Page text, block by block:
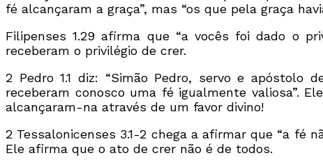
fé alcançaram a graça”, mas “os que pela graça
Filipenses 1.29 afirma que “a vocês foi dado o
receberam o privilégio de crer.
2 Pedro 1.1 diz: “Simão Pedro, servo e
receberam conosco uma fé igualmente valiosa”.
alcançaram-na através de um favor divino!
2 Tessalonicenses 3.1-2 chega a afirmar que “a fé
Ele afirma que o ato de crer não é de todos.